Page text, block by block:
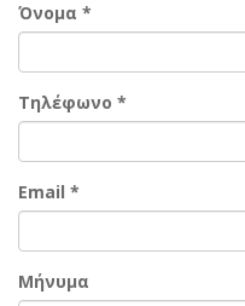
Όνομα *
Τηλέφωνο *
Email *
Μήνυμα